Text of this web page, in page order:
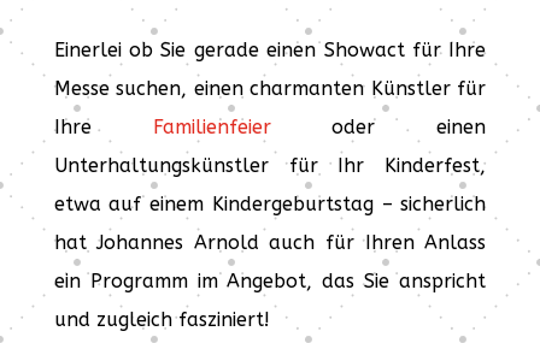
Einerlei ob Sie gerade einen Showact für Ihre
Messe suchen, einen charmanten Künstler für
Ihre Familienfeieroder einen
Unterhaltungskünstler für Ihr Kinderfest,
etwa auf einem Kindergeburtstag – sicherlich
hat Johannes Arnold auch für Ihren Anlass
ein Programm im Angebot, das Sie anspricht
und zugleich fasziniert!